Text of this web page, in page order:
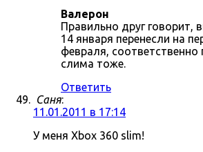
Валерон
Правильно друг говорит,
14 января перенесли на
февраля,
слима тоже.
Ответить
Саня:
11.01.2011 в 17:14
У меня Xbox 360 slim!